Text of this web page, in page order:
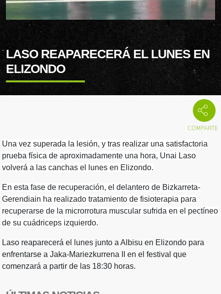
LASO REAPARECERÁ EL LUNES EN
ELIZONDO
Una vez superada la lesión, y tras realizar una satisfactoria
prueba física de aproximadamente una hora, Unai Laso
volverá a las canchas el lunes en Elizondo.
En esta fase de recuperación, el delantero de Bizkarreta-
Gerendiain ha realizado tratamiento de fisioterapia para
recuperarse de la microrrotura muscular sufrida en el pectíneo
de su cuádriceps izquierdo.
Laso reaparecerá el lunes junto a Albisu en Elizondo para
enfrentarse a Jaka-Mariezkurrena II en el festival que
comenzará a partir de las 18:30 horas.